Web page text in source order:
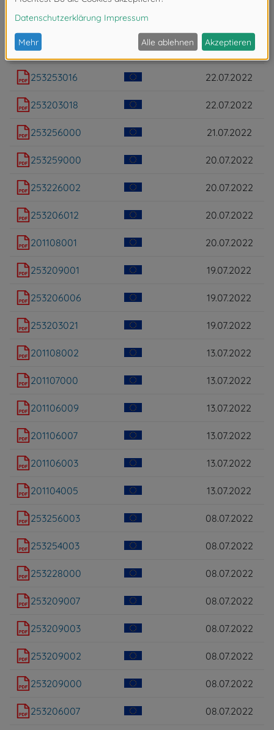
203223000
203089039 28.07.2022
253253016 22.07.2022
253203018 22.07.2022
253256000 21.07.2022
253259000 20.07.2022
253226002 20.07.2022
253206012 20.07.2022
201108001 20.07.2022
253209001 19.07.2022
253206006 19.07.2022
253203021 19.07.2022
201108002 13.07.2022
201107000 13.07.2022
201106009 13.07.2022
201106007 13.07.2022
201106003 13.07.2022
201104005 13.07.2022
253256003 08.07.2022
253254003 08.07.2022
253228000 08.07.2022
253209007 08.07.2022
253209003 08.07.2022
253209002 08.07.2022
253209000 08.07.2022
253206007 08.07.2022